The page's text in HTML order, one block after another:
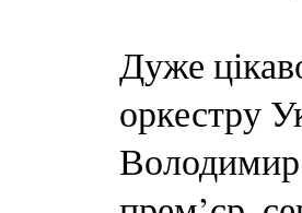
Дуже
оркестру
Володимир